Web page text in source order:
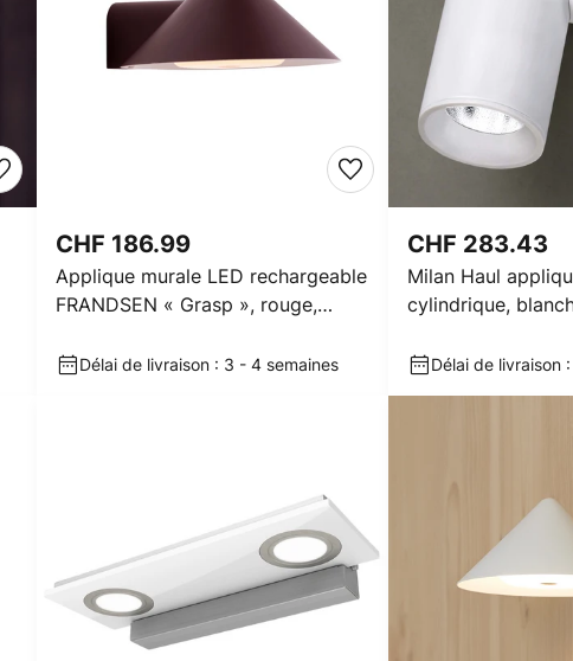
Applique murale LED rechargeable
FRANDSEN « Grasp », rouge,
CHF 186.99
Délai de livraison : 3 - 4 semaines
Milan Haul
cylindrique,
CHF 283.43
Délai de livraison